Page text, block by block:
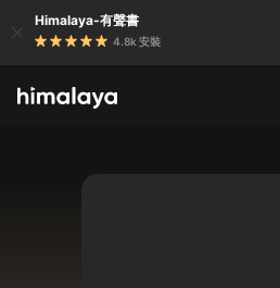
Himalaya-有聲書
4.8k 安裝